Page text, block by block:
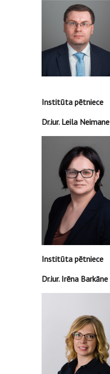
Institūta pētniece
Dr.iur. Leila Neimane
Institūta pētniece
Dr.iur. Irēna Barkāne